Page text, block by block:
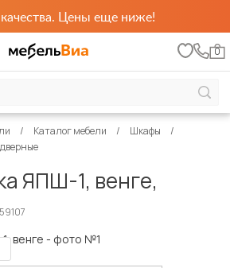
качества. Цены еще ниже!
0
Каталог мебели
Шкафы
ЯПШ-1, венге,